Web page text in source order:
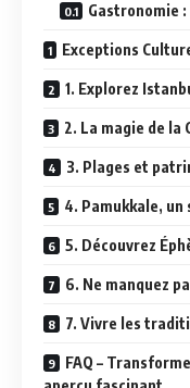
Gastronomie
Exceptions
1. Explorez
2. La magie de la
3. Plages et
4. Pamukkale,
5. Découvrez
6. Ne manquez
7. Vivre les
FAQ –